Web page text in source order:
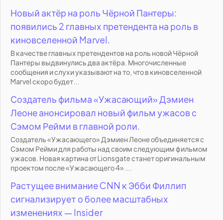
Новый актёр на роль Чёрной Пантеры:
появились 2 главных претендента на роль в
киновселенной Marvel.
В качестве главных претендентов на роль новой Чёрной
Пантеры выдвинулись два актёра. Многочисленные
сообщения и слухи указывают на то, что в киновселенной
Marvel скоро будет...
Создатель фильма «Ужасающий» Дэмиен
Леоне анонсировал новый фильм ужасов с
Сэмом Рейми в главной роли.
Создатель «Ужасающего» Дэмиен Леоне объединяется с
Сэмом Рейми для работы над своим следующим фильмом
ужасов. Новая картина от Lionsgate станет оригинальным
проектом после «Ужасающего 4»....
Растущее внимание CNN к Эбби Филлип
сигнализирует о более масштабных
изменениях — Insider